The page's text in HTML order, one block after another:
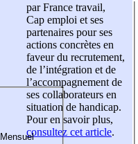
par France travail,
Cap emploi et ses
partenaires pour ses
actions concrètes en
faveur du recrutement,
de l’intégration et de
l’accompagnement de
ses collaborateurs en
situation de handicap.
Pour en savoir plus,
consultez cet article.